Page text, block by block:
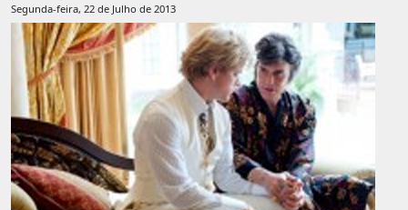
Segunda-feira, 22 de Julho de 2013